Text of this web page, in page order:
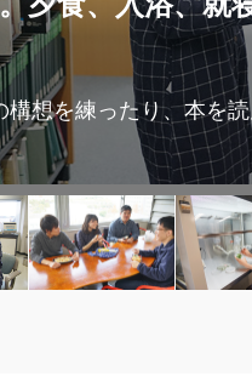
構想を練ったり、本を